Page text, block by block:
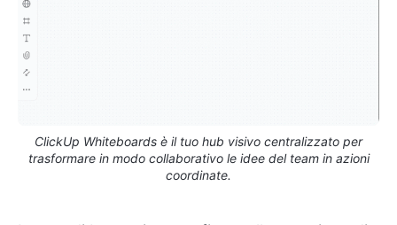
ClickUp Whiteboards è il tuo hub visivo centralizzato per
trasformare in modo collaborativo le idee del team in azioni
coordinate.